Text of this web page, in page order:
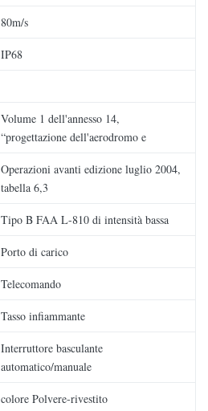
80m/s
IP68
Volume 1 dell'annesso 14,
“progettazione dell'aerodromo e
Operazioni avanti edizione luglio 2004,
tabella 6,3
Tipo B FAA L-810 di intensità bassa
Porto di carico
Telecomando
Tasso infiammante
Interruttore basculante
automatico/manuale
colore Polvere-rivestito